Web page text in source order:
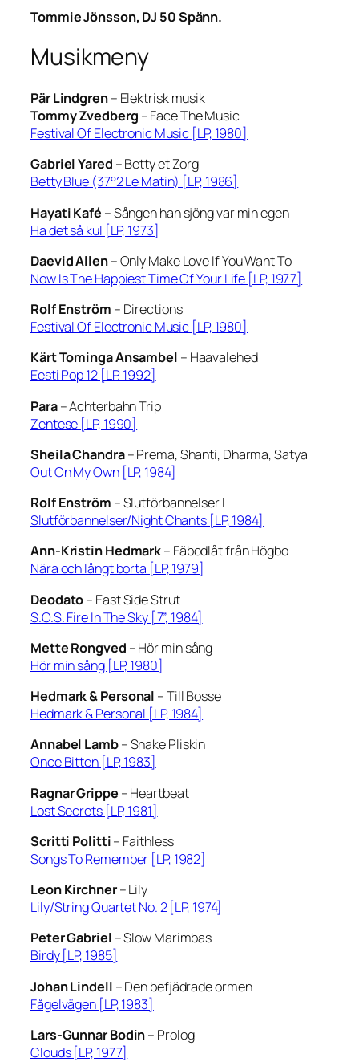
Tommie Jönsson, DJ 50 Spänn.
Musikmeny
Pär Lindgren– Elektrisk musik
Tommy Zvedberg – Face The Music
Festival Of Electronic Music [LP, 1980]
Gabriel Yared –Betty et Zorg
Betty Blue (37°2 Le Matin) [LP, 1986]
Hayati Kafé –Sången han sjöng var min egen
Ha det så kul [LP, 1973]
Daevid Allen–Only Make Love If You Want To
Now Is The Happiest Time Of Your Life [LP, 1977]
Rolf Enström – Directions
Festival Of Electronic Music [LP, 1980]
Kärt Tominga Ansambel – Haavalehed
Eesti Pop 12 [LP. 1992]
Para–Achterbahn Trip
Zentese [LP, 1990]
Sheila Chandra–Prema, Shanti, Dharma, Satya
Out On My Own [LP, 1984]
Rolf Enström –Slutförbannelser I
Slutförbannelser/Night Chants [LP, 1984]
Ann-Kristin Hedmark– Fäbodlåt från Högbo
Nära och långt borta [LP, 1979]
Deodato– East Side Strut
S.O.S. Fire In The Sky [7”, 1984]
Mette Rongved –Hör min sång
Hör min sång [LP, 1980]
Hedmark & Personal –Till Bosse
Hedmark & Personal [LP, 1984]
Annabel Lamb–Snake Pliskin
Once Bitten [LP, 1983]
Ragnar Grippe –Heartbeat
Lost Secrets [LP, 1981]
Scritti Politti– Faithless
Songs To Remember [LP, 1982]
Leon Kirchner–Lily
Lily/String Quartet No. 2 [LP, 1974]
Peter Gabriel –Slow Marimbas
Birdy [LP, 1985]
Johan Lindell –Den befjädrade ormen
Fågelvägen [LP, 1983]
Lars-Gunnar Bodin– Prolog
Clouds [LP, 1977]